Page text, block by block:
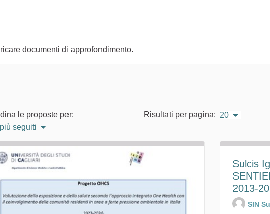
documenti di approfondimento.
le proposte per:
I più seguiti
Risultati per pagina: 20
Sulcis
2013-
SIN